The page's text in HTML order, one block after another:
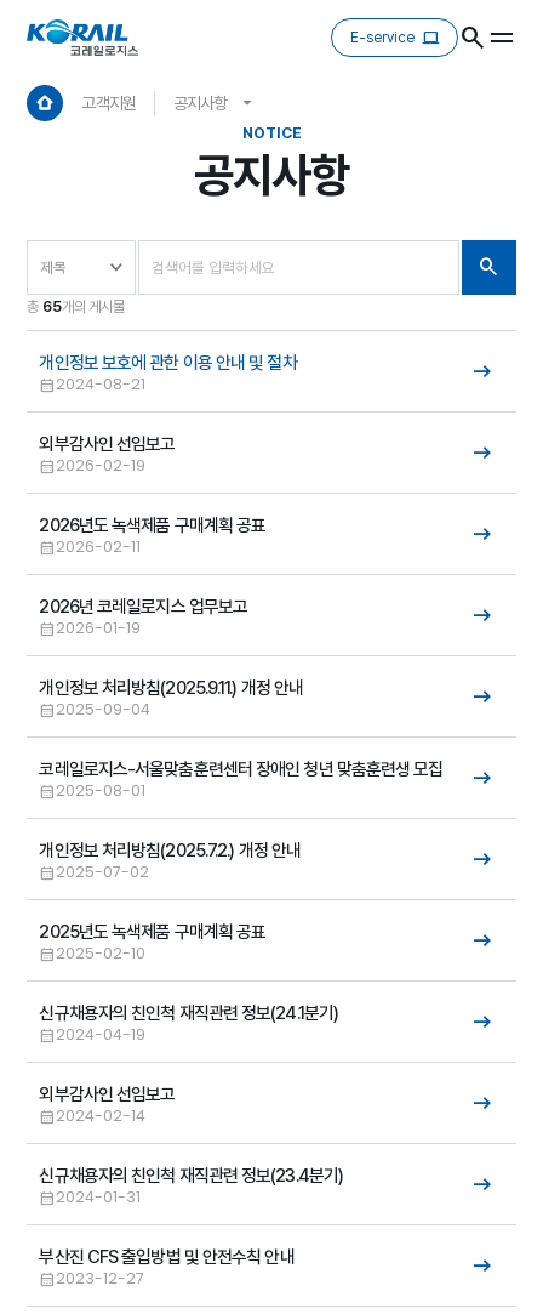
E-service
고객지원 공지사항
NOTICE
공지사항
총 65개의 게시물
개인정보 보호에 관한 이용 안내 및 절차
2024-08-21
외부감사인 선임보고
2026-02-19
2026년도 녹색제품 구매계획 공표
2026-02-11
2026년 코레일로지스 업무보고
2026-01-19
개인정보 처리방침(2025.9.11.) 개정 안내
2025-09-04
코레일로지스-서울맞춤훈련센터 장애인 청년 맞춤훈련생 모집
2025-08-01
개인정보 처리방침(2025.7.2.) 개정 안내
2025-07-02
2025년도 녹색제품 구매계획 공표
2025-02-10
신규채용자의 친인척 재직관련 정보(24.1분기)
2024-04-19
외부감사인 선임보고
2024-02-14
신규채용자의 친인척 재직관련 정보(23.4분기)
2024-01-31
부산진 CFS 출입방법 및 안전수칙 안내
2023-12-27